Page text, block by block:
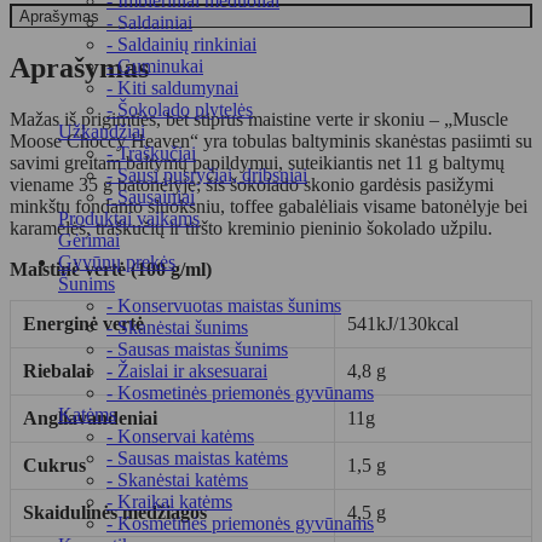
- Saldainiai
- Saldainių rinkiniai
- Guminukai
- Kiti saldumynai
- Šokolado plytelės
Užkandžiai
- Traškučiai
- Sausi pusryčiai, dribsniai
- Sausainiai
Produktai vaikams
Gėrimai
Gyvūnų prekės
Šunims
- Konservuotas maistas šunims
- Skanėstai šunims
- Sausas maistas šunims
- Žaislai ir aksesuarai
- Kosmetinės priemonės gyvūnams
Katėms
- Konservai katėms
- Sausas maistas katėms
- Skanėstai katėms
- Kraikai katėms
- Kosmetinės priemonės gyvūnams
35
Aprašymas
Aprašymas
Mažas iš prigimties, bet stiprus maistine verte ir skoniu – „Muscle
Moose Choccy Heaven“ yra tobulas baltyminis skanėstas pasiimti su
savimi greitam baltymų papildymui, suteikiantis net 11 g baltymų
viename 35 g batonėlyje; šis šokolado skonio gardėsis pasižymi
minkštu fondanto sluoksniu, toffee gabalėliais visame batonėlyje bei
karamelės, traškučių ir tiršto kreminio pieninio šokolado užpilu.
Maistinė vertė (100 g/ml)
Energinė vertė 541kJ/130kcal
Riebalai 4,8 g
Angliavandeniai 11g
Cukrus 1,5 g
Skaidulinės medžiagos 4,5 g